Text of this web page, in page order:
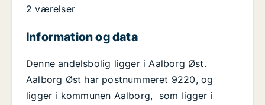
2 værelser
Information og data
Denne andelsbolig ligger i Aalborg Øst.
Aalborg Øst har postnummeret 9220, og
ligger i kommunen Aalborg, som ligger i